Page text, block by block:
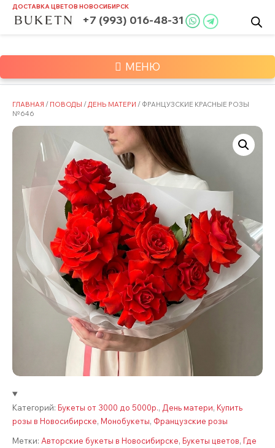
SkipДОСТАВКА ЦВЕТОВ НОВОСИБИРСК
+7 (993) 016-48-31
МЕНЮ
ГЛАВНАЯ / ПОВОДЫ / ДЕНЬ МАТЕРИ / ФРАНЦУЗСКИЕ КРАСНЫЕ РОЗЫ
№646
Категорий: Букеты от 3000 до 5000р., День матери, Купить
розы в Новосибирске, Монобукеты, Французские розы
Метки: Авторские букеты в Новосибирске, Букеты цветов, Где